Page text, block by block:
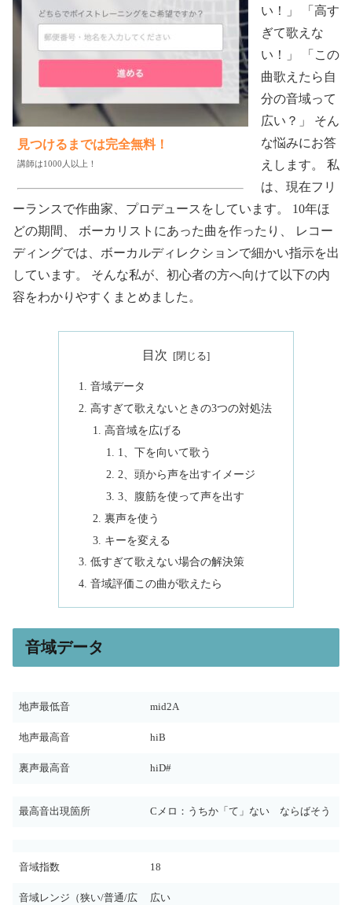
見つけるまでは完全無料！
講師は1000人以上！
い！」 「高す
ぎて歌えな
い！」 「この
曲歌えたら自
分の音域って
広い？」 そん
な悩みにお答
えします。 私
は、現在フリ
ーランスで作曲家、プロデュースをしています。 10年ほ
どの期間、 ボーカリストにあった曲を作ったり、 レコー
ディングでは、ボーカルディレクションで細かい指示を出
しています。 そんな私が、初心者の方へ向けて以下の内
容をわかりやすくまとめました。
目次
音域データ
高すぎて歌えないときの3つの対処法
高音域を広げる
1、下を向いて歌う
2、頭から声を出すイメージ
3、腹筋を使って声を出す
裏声を使う
キーを変える
低すぎて歌えない場合の解決策
音域評価この曲が歌えたら
音域データ
地声最低音 mid2A
地声最高音 hiB
裏声最高音 hiD#
最高音出現箇所 Cメロ：うちか「て」ない ならばそう
音域指数 18
音域レンジ（狭い/普通/広 広い